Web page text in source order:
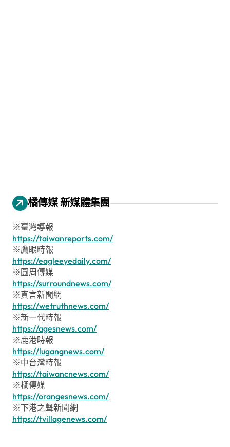
橘傳媒 新媒體集團
※臺灣導報
https://taiwanreports.com/
※鷹眼時報
https://eagleeyedaily.com/
※圓周傳媒
https://surroundnews.com/
※真言新聞網
https://wetruthnews.com/
※新一代時報
https://agesnews.com/
※鹿港時報
https://lugangnews.com/
※中台灣時報
https://taiwancnews.com/
※橘傳媒
https://orangesnews.com/
※下港之聲新聞網
https://tvillagenews.com/